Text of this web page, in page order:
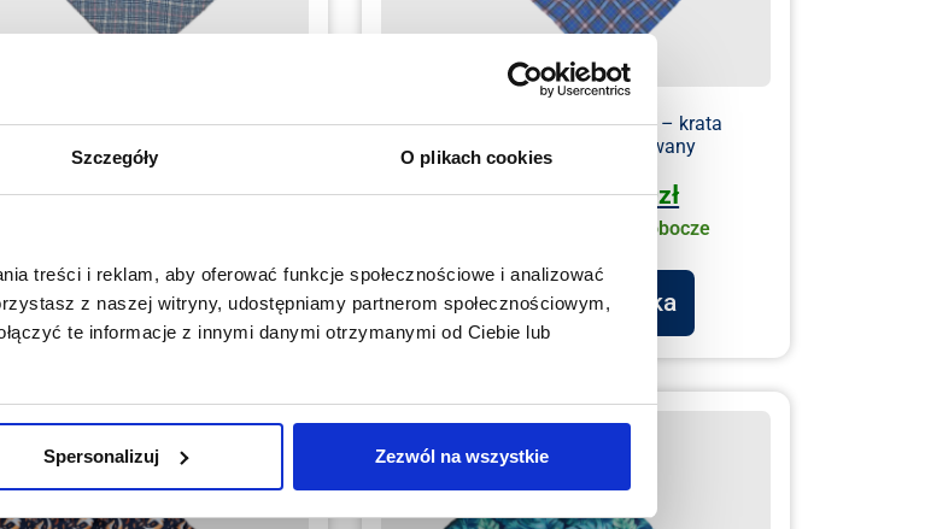
Szczegóły O plikach cookies
treści i reklam, aby oferować funkcje społecznościowe i analizować
z naszej witryny, udostępniamy partnerom społecznościowym,
te informacje z innymi danymi otrzymanymi od Ciebie lub
Spersonalizuj Zezwól na wszystkie
dla psa – krata brązowa
– czarny pikowany
159.00zł
Dodaj do koszyka
Mobilne legowisko dla psa – krata
granatowa czarny pikowany
159.00zł 139.00zł
U Ciebie już za 1-2 dni robocze
Dodaj do koszyka